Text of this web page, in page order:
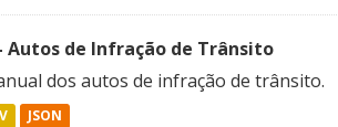
- Autos de Infração de Trânsito
dos autos de infração de trânsito.
JSON